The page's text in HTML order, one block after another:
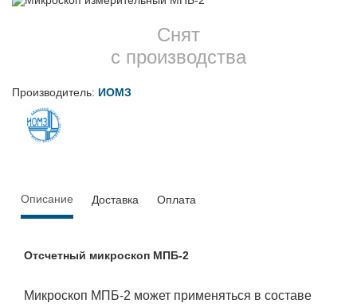
Снят
с производства
Производитель: ИОМЗ
Описание Доставка Оплата
Отсчетный микроскоп МПБ-2
Микроскоп МПБ-2 может применяться в составе